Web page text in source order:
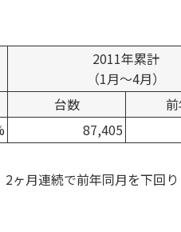
2011年累計
（1月～4月）
台数
87,405
月連続で前年同月を下回り